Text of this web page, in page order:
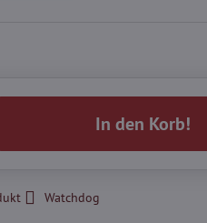
In den Korb!
Watchdog